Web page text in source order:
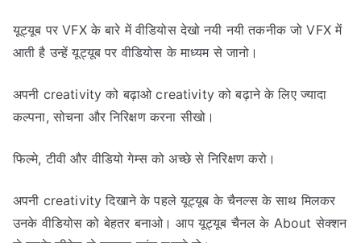
यूट्यूब पर VFX के बारे में वीडियोस देखो नयी नयी तकनीक जो VFX में
आती है उन्हें यूट्यूब पर वीडियोस के माध्यम से जानो।
अपनी creativity को बढ़ाओ creativity को बढ़ाने के लिए ज्यादा
कल्पना, सोचना और निरिक्षण करना सीखो।
फिल्मे, टीवी और वीडियो गेम्स को अच्छे से निरिक्षण करो।
अपनी creativity दिखाने के पहले यूट्यूब के चैनल्स के साथ मिलकर
उनके वीडियोस को बेहतर बनाओ। आप यूट्यूब चैनल के About सेक्शन